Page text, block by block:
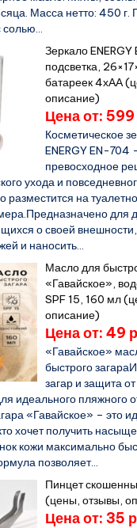
Масса нетто: 450 г.
Зеркало
подсветка,
батареек 4хАА
описание)
Цена от: 599
Косметическое
ENERGY EN-704
превосходное
ухода и
разместится на
для
о своей
и наносить...
Масло для
«Гавайское»,
SPF 15, 160 мл
описание)
Цена от: 49
«Гавайское»
быстрого
загар и защита
идеального пляжного
«Гавайское» – это
хочет получить
кожи максимально
позволяет...
Пинцет
(цены, отзывы,
Цена от: 35